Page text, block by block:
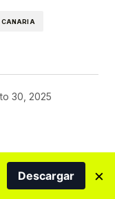
CANARIA
30, 2025
Descargar ×